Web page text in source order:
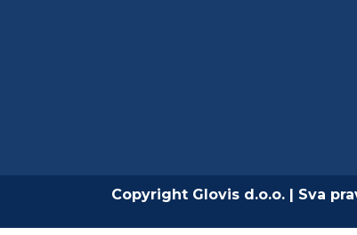
Copyright Glovis d.o.o. | Sva